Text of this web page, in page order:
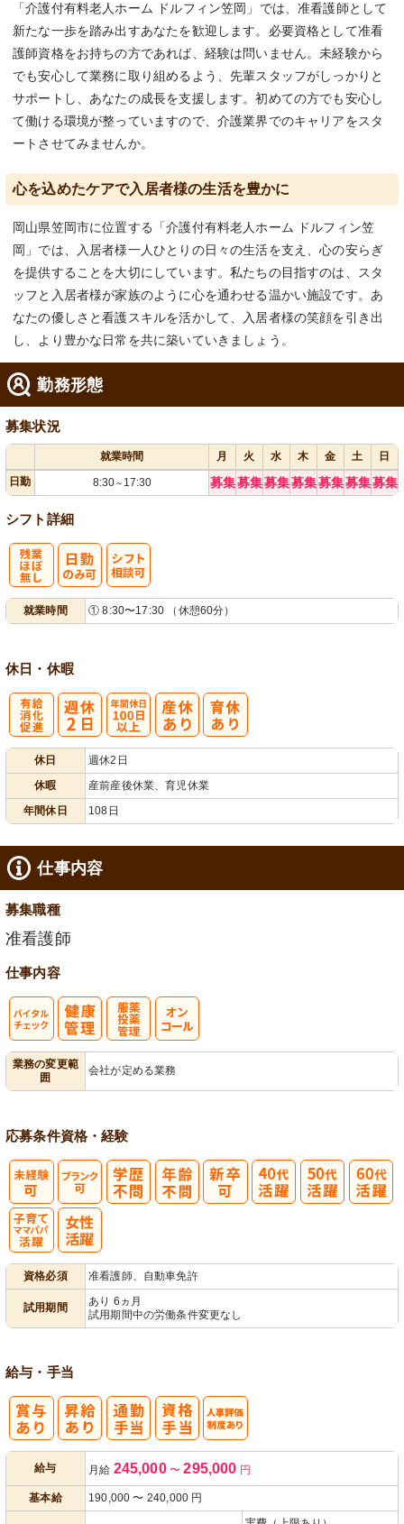
「介護付有料老人ホーム ドルフィン笠岡」では、准看護師として
新たな一歩を踏み出すあなたを歓迎します。必要資格として准看
護師資格をお持ちの方であれば、経験は問いません。未経験から
でも安心して業務に取り組めるよう、先輩スタッフがしっかりと
サポートし、あなたの成長を支援します。初めての方でも安心し
て働ける環境が整っていますので、介護業界でのキャリアをスタ
ートさせてみませんか。
心を込めたケアで入居者様の生活を豊かに
岡山県笠岡市に位置する「介護付有料老人ホーム ドルフィン笠
岡」では、入居者様一人ひとりの日々の生活を支え、心の安らぎ
を提供することを大切にしています。私たちの目指すのは、スタ
ッフと入居者様が家族のように心を通わせる温かい施設です。あ
なたの優しさと看護スキルを活かして、入居者様の笑顔を引き出
し、より豊かな日常を共に築いていきましょう。
勤務形態
募集状況
就業時間 月 火 水 木 金 土
日
日勤
8:30～ 17:30 募集募集募集募集募集募集募集
シフト詳細
就業時間 ① 8:30〜17:30 （休憩60分）
休日・休暇
休日
週休2日
休暇
産前産後休業、育児休業
年間休日
108日
仕事内容
募集職種
准看護師
仕事内容
業務の変更範
囲
会社が定める業務
応募条件資格・経験
資格必須 准看護師、自動車免許
試用期間
あり 6ヵ月
試用期間中の労働条件変更なし
給与・手当
給与 月給 245,000 〜 295,000 円
基本給 190,000 〜 240,000 円